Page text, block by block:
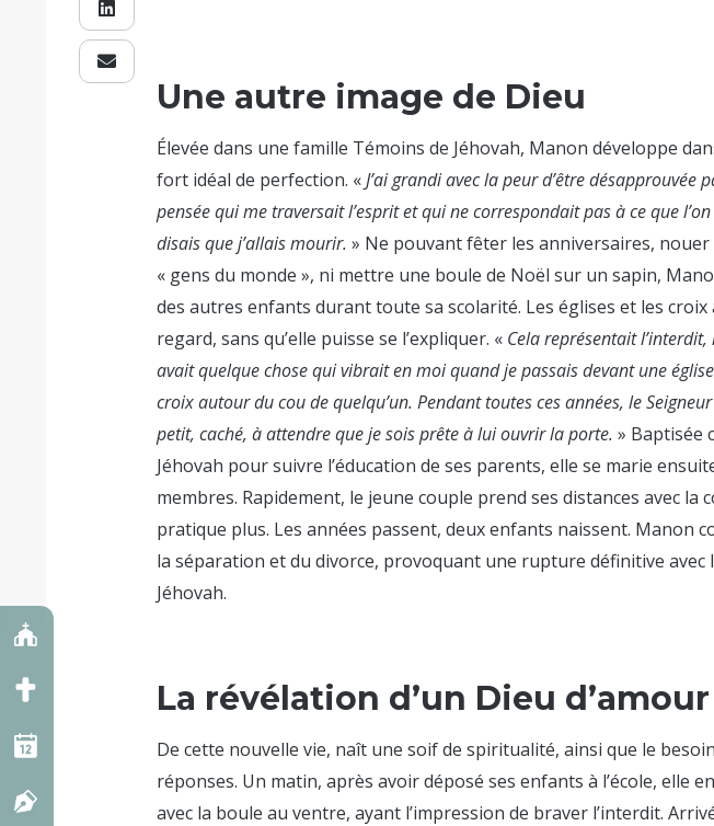
Une autre image de Dieu
Élevée dans une famille Témoins de Jéhovah, Manon développe
fort idéal de perfection. «J’ai grandi avec la peur d’être désapprouvée
pensée qui me traversait l’esprit et qui ne correspondait pas à ce que
disais que j’allais mourir. » Ne pouvant fêter les anniversaires, nouer
« gens du monde », ni mettre une boule de Noël sur un sapin,
des autres enfants durant toute sa scolarité. Les églises et les
regard, sans qu’elle puisse se l’expliquer. « Cela représentait
avait quelque chose qui vibrait en moi quand je passais devant une
croix autour du cou de quelqu’un. Pendant toutes ces années, le
petit, caché, à attendre que je sois prête à lui ouvrir la porte. » Baptisée
Jéhovah pour suivre l’éducation de ses parents, elle se marie
membres. Rapidement, le jeune couple prend ses distances avec la
pratique plus. Les années passent, deux enfants naissent. Manon
la séparation et du divorce, provoquant une rupture définitive avec
Jéhovah.
La révélation d’un Dieu d’amour
De cette nouvelle vie, naît une soif de spiritualité, ainsi que le
réponses. Un matin, après avoir déposé ses enfants à l’école, elle
avec la boule au ventre, ayant l’impression de braver l’interdit.